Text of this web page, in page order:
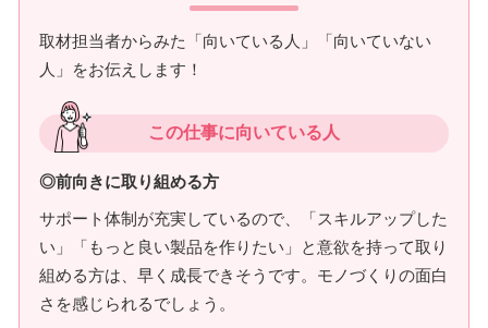
取材担当者からみた「向いている人」「向いていない
人」をお伝えします！
この仕事に向いている人
◎前向きに取り組める方
サポート体制が充実しているので、「スキルアップした
い」「もっと良い製品を作りたい」と意欲を持って取り
組める方は、早く成長できそうです。モノづくりの面白
さを感じられるでしょう。